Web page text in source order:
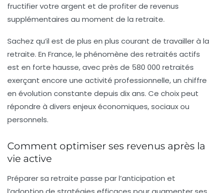
fructifier votre argent et de profiter de revenus
supplémentaires au moment de la retraite.
Sachez qu’il est de plus en plus courant de travailler à la
retraite. En France, le phénomène des retraités actifs
est en forte hausse, avec près de 580 000 retraités
exerçant encore une activité professionnelle, un chiffre
en évolution constante depuis dix ans. Ce choix peut
répondre à divers enjeuxéconomiques,sociauxou
personnels.
Comment optimiser ses revenus après la
vie active
Préparer sa retraite passe par l’anticipation et